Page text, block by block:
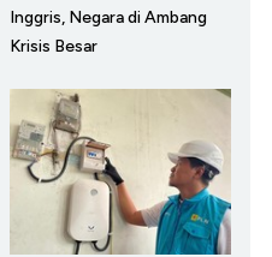
Inggris, Negara di Ambang
Krisis Besar